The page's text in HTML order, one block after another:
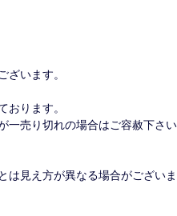
います。
ります。
一売り切れの場合はご容赦下さい
見え方が異なる場合がございま